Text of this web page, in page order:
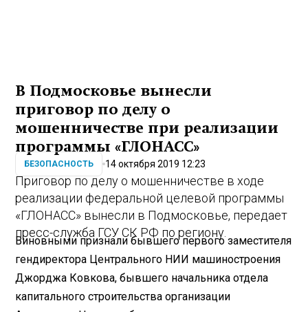
В Подмосковье вынесли
приговор по делу о
мошенничестве при реализации
программы «ГЛОНАСС»
БЕЗОПАСНОСТЬ 14 октября 2019 12:23
Приговор по делу о мошенничестве в ходе
реализации федеральной целевой программы
«ГЛОНАСС» вынесли в Подмосковье, передает
пресс-служба ГСУ СК РФ по региону.
Виновными признали бывшего первого заместителя
гендиректора Центрального НИИ машиностроения
Джорджа Ковкова, бывшего начальника отдела
капитального строительства организации